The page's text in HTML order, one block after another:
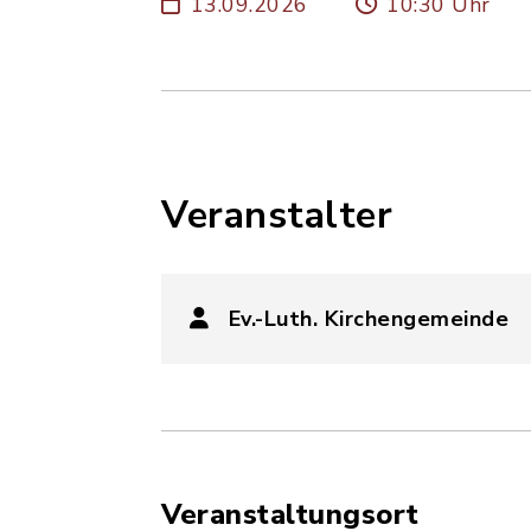
Veranstalter
Ev.-Luth. Kirchengemeinde
Veranstaltungsort